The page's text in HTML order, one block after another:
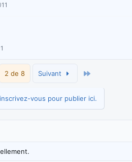
2 de 8 Suivant
vous pour publier ici.